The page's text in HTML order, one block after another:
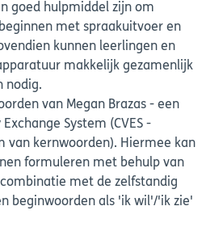
goed hulpmiddel zijn om
met spraakuitvoer en
kunnen leerlingen en
makkelijk gezamenlijk
nodig.
van Megan Brazas - een
System (CVES -
van kernwoorden). Hiermee kan
formuleren met behulp van
met de zelfstandig
beginwoorden als 'ik wil'/'ik zie'